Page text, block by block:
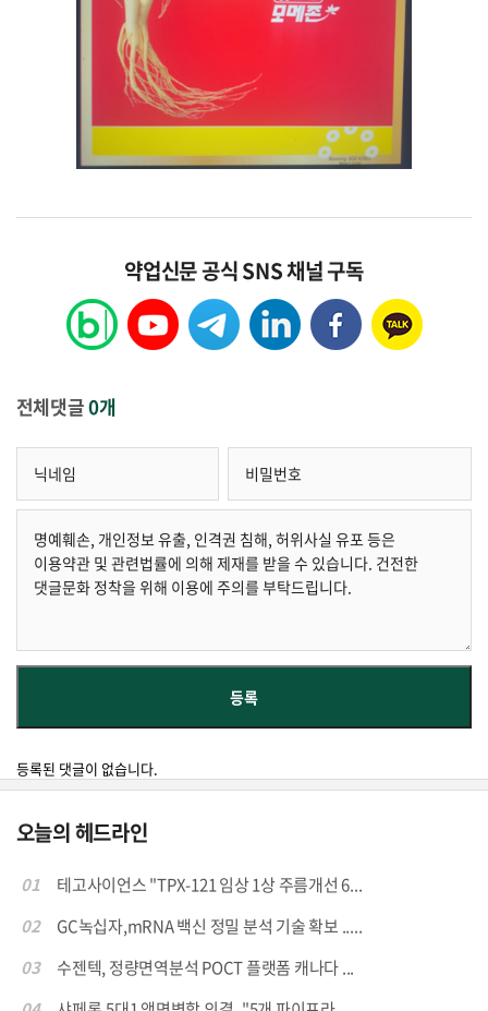
약업신문 공식 SNS 채널 구독
전체댓글0개
등록된 댓글이 없습니다.
오늘의 헤드라인
01
테고사이언스 "TPX-121 임상 1상 주름개선 6...
02
GC녹십자,mRNA 백신 정밀 분석 기술 확보 .....
03
수젠텍, 정량면역분석 POCT 플랫폼 캐나다 ...